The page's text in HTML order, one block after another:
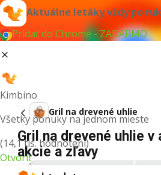
Aktuálne letáky vždy po
Pridať do Chrome - ZADARMO
Kimbino
Všetky ponuky na jednom mieste
(14,1 tis. hodnotení)
Otvoriť
Gril na drevené uhlie
Gril na drevené uhlie
akcie a zľavy